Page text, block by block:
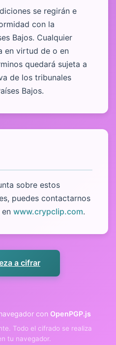
se regirán e
con la
Bajos. Cualquier
en virtud de o en
quedará sujeta a
de los tribunales
Bajos.
sobre estos
puedes contactarnos
www.crypclip.com.
a cifrar
con OpenPGP.js
Todo el cifrado se realiza
tu navegador.